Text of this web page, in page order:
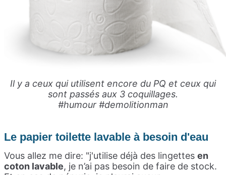
Il y a ceux qui utilisent encore du PQ et ceux qui
sont passés aux 3 coquillages.
#humour #demolitionman
Le papier toilette lavable à besoin d'eau
Vous allez me dire: "j'utilise déjà des lingettes en
coton lavable, je n’ai pas besoin de faire de stock.